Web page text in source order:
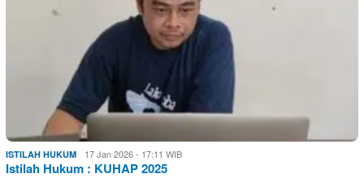
ISTILAH HUKUM 17 Jan 2026 - 17:11 WIB
Istilah Hukum : KUHAP 2025